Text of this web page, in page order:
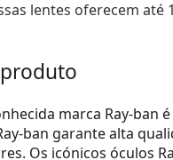
lentes oferecem até
marca Ray-ban
ban garante alta
Os icónicos óculos